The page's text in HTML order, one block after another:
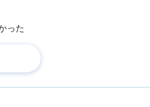
った